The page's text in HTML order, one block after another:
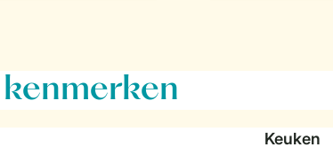
kenmerken
Keuken